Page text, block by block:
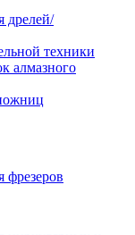
дрелей/
техники
алмазного
фрезеров